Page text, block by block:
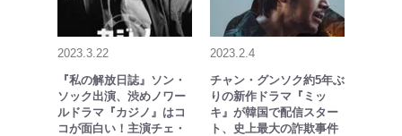
2023.3.22
『私の解放日誌』ソン・
ソック出演、渋めノワー
ルドラマ『カジノ』はコ
コが面白い！主演チェ・
2023.2.4
チャン・グンソク約5年ぶ
りの新作ドラマ『ミッ
キ』が韓国で配信スター
ト、史上最大の詐欺事件